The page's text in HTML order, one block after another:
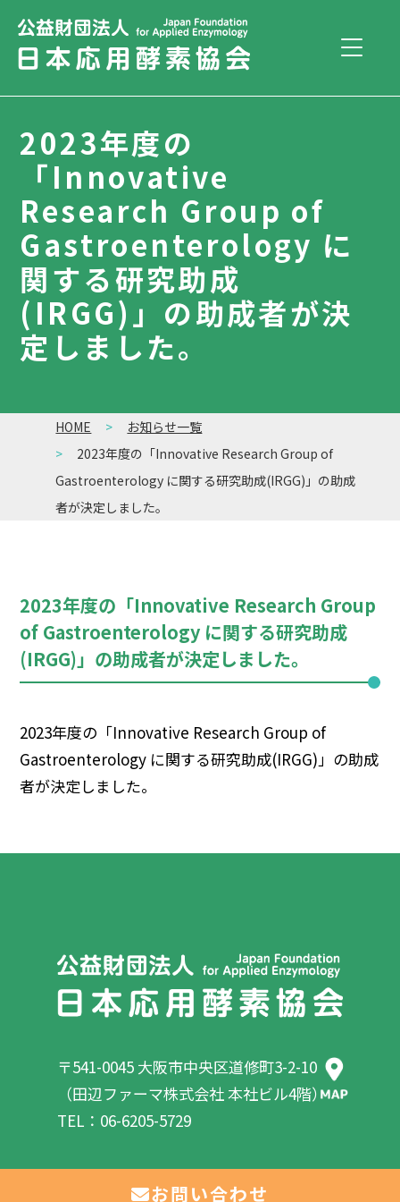
2023年度の
「Innovative
Research Group of
Gastroenterology に
関する研究助成
(IRGG)」の助成者が決
定しました。
HOME
お知らせ一覧
2023年度の「Innovative Research Group of
Gastroenterology に関する研究助成(IRGG)」の助成
者が決定しました。
2023年度の「Innovative Research Group
of Gastroenterology に関する研究助成
(IRGG)」の助成者が決定しました。
2023年度の「Innovative Research Group of
Gastroenterology に関する研究助成(IRGG)」の助成
者が決定しました。
〒541-0045 大阪市中央区道修町3-2-10
（田辺ファーマ株式会社 本社ビル4階）
TEL：06-6205-5729
お問い合わせ